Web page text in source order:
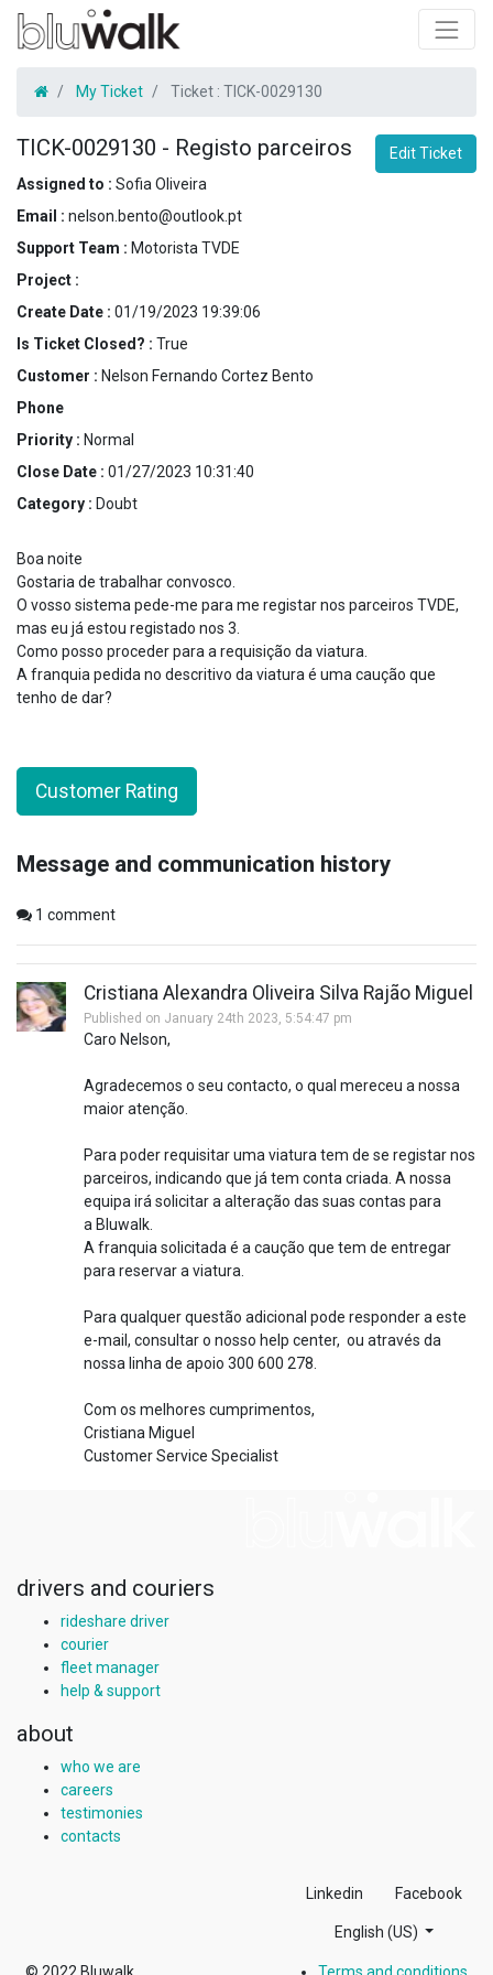
My Ticket Ticket : TICK-0029130
TICK-0029130 - Registo parceiros
Edit Ticket
Assigned to : Sofia Oliveira
Email : nelson.bento@outlook.pt
Support Team : Motorista TVDE
Project :
Create Date : 01/19/2023 19:39:06
Is Ticket Closed? : True
Customer : Nelson Fernando Cortez Bento
Phone
Priority : Normal
Close Date : 01/27/2023 10:31:40
Category : Doubt
Boa noite
Gostaria de trabalhar convosco.
O vosso sistema pede-me para me registar nos parceiros TVDE,
mas eu já estou registado nos 3.
Como posso proceder para a requisição da viatura.
A franquia pedida no descritivo da viatura é uma caução que
tenho de dar?
Customer Rating
Message and communication history
1 comment
Cristiana Alexandra Oliveira Silva Rajão Miguel
Published on January 24th 2023, 5:54:47 pm
Caro Nelson,
Agradecemos o seu contacto, o qual mereceu a nossa
maior atenção.
Para poder requisitar uma viatura tem de se registar nos
parceiros, indicando que já tem conta criada. A nossa
equipa irá solicitar a alteração das suas contas para
a Bluwalk.
A franquia solicitada é a caução que tem de entregar
para reservar a viatura.
Para qualquer questão adicional pode responder a este
e-mail, consultar o nosso help center, ou através da
nossa linha de apoio 300 600 278.
Com os melhores cumprimentos,
Cristiana Miguel
Customer Service Specialist
drivers and couriers
rideshare driver
courier
fleet manager
help & support
about
who we are
careers
testimonies
contacts
Linkedin Facebook
English (US)